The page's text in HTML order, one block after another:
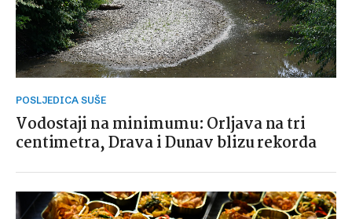
POSLJEDICA SUŠE
Vodostaji na minimumu: Orljava na tri
centimetra, Drava i Dunav blizu rekorda